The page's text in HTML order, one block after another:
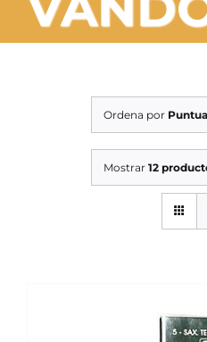
SERVICIOS TALLER
Ordena por
Mostrar 12